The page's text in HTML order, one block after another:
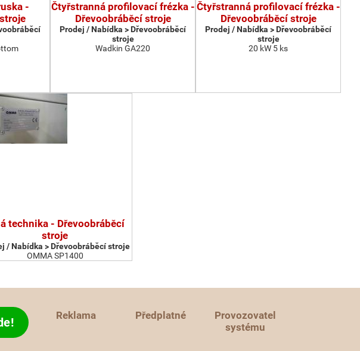
-
Čtyřstranná profilovací frézka -
Dřevoobráběcí stroje
Prodej / Nabídka > Dřevoobráběcí
stroje
Wadkin GA220
Čtyřstranná profilovací frézka -
Dřevoobráběcí stroje
Prodej / Nabídka > Dřevoobráběcí
stroje
20 kW 5 ks
technika - Dřevoobráběcí
stroje
/ Nabídka > Dřevoobráběcí stroje
OMMA SP1400
Reklama Předplatné
Provozovatel
systému